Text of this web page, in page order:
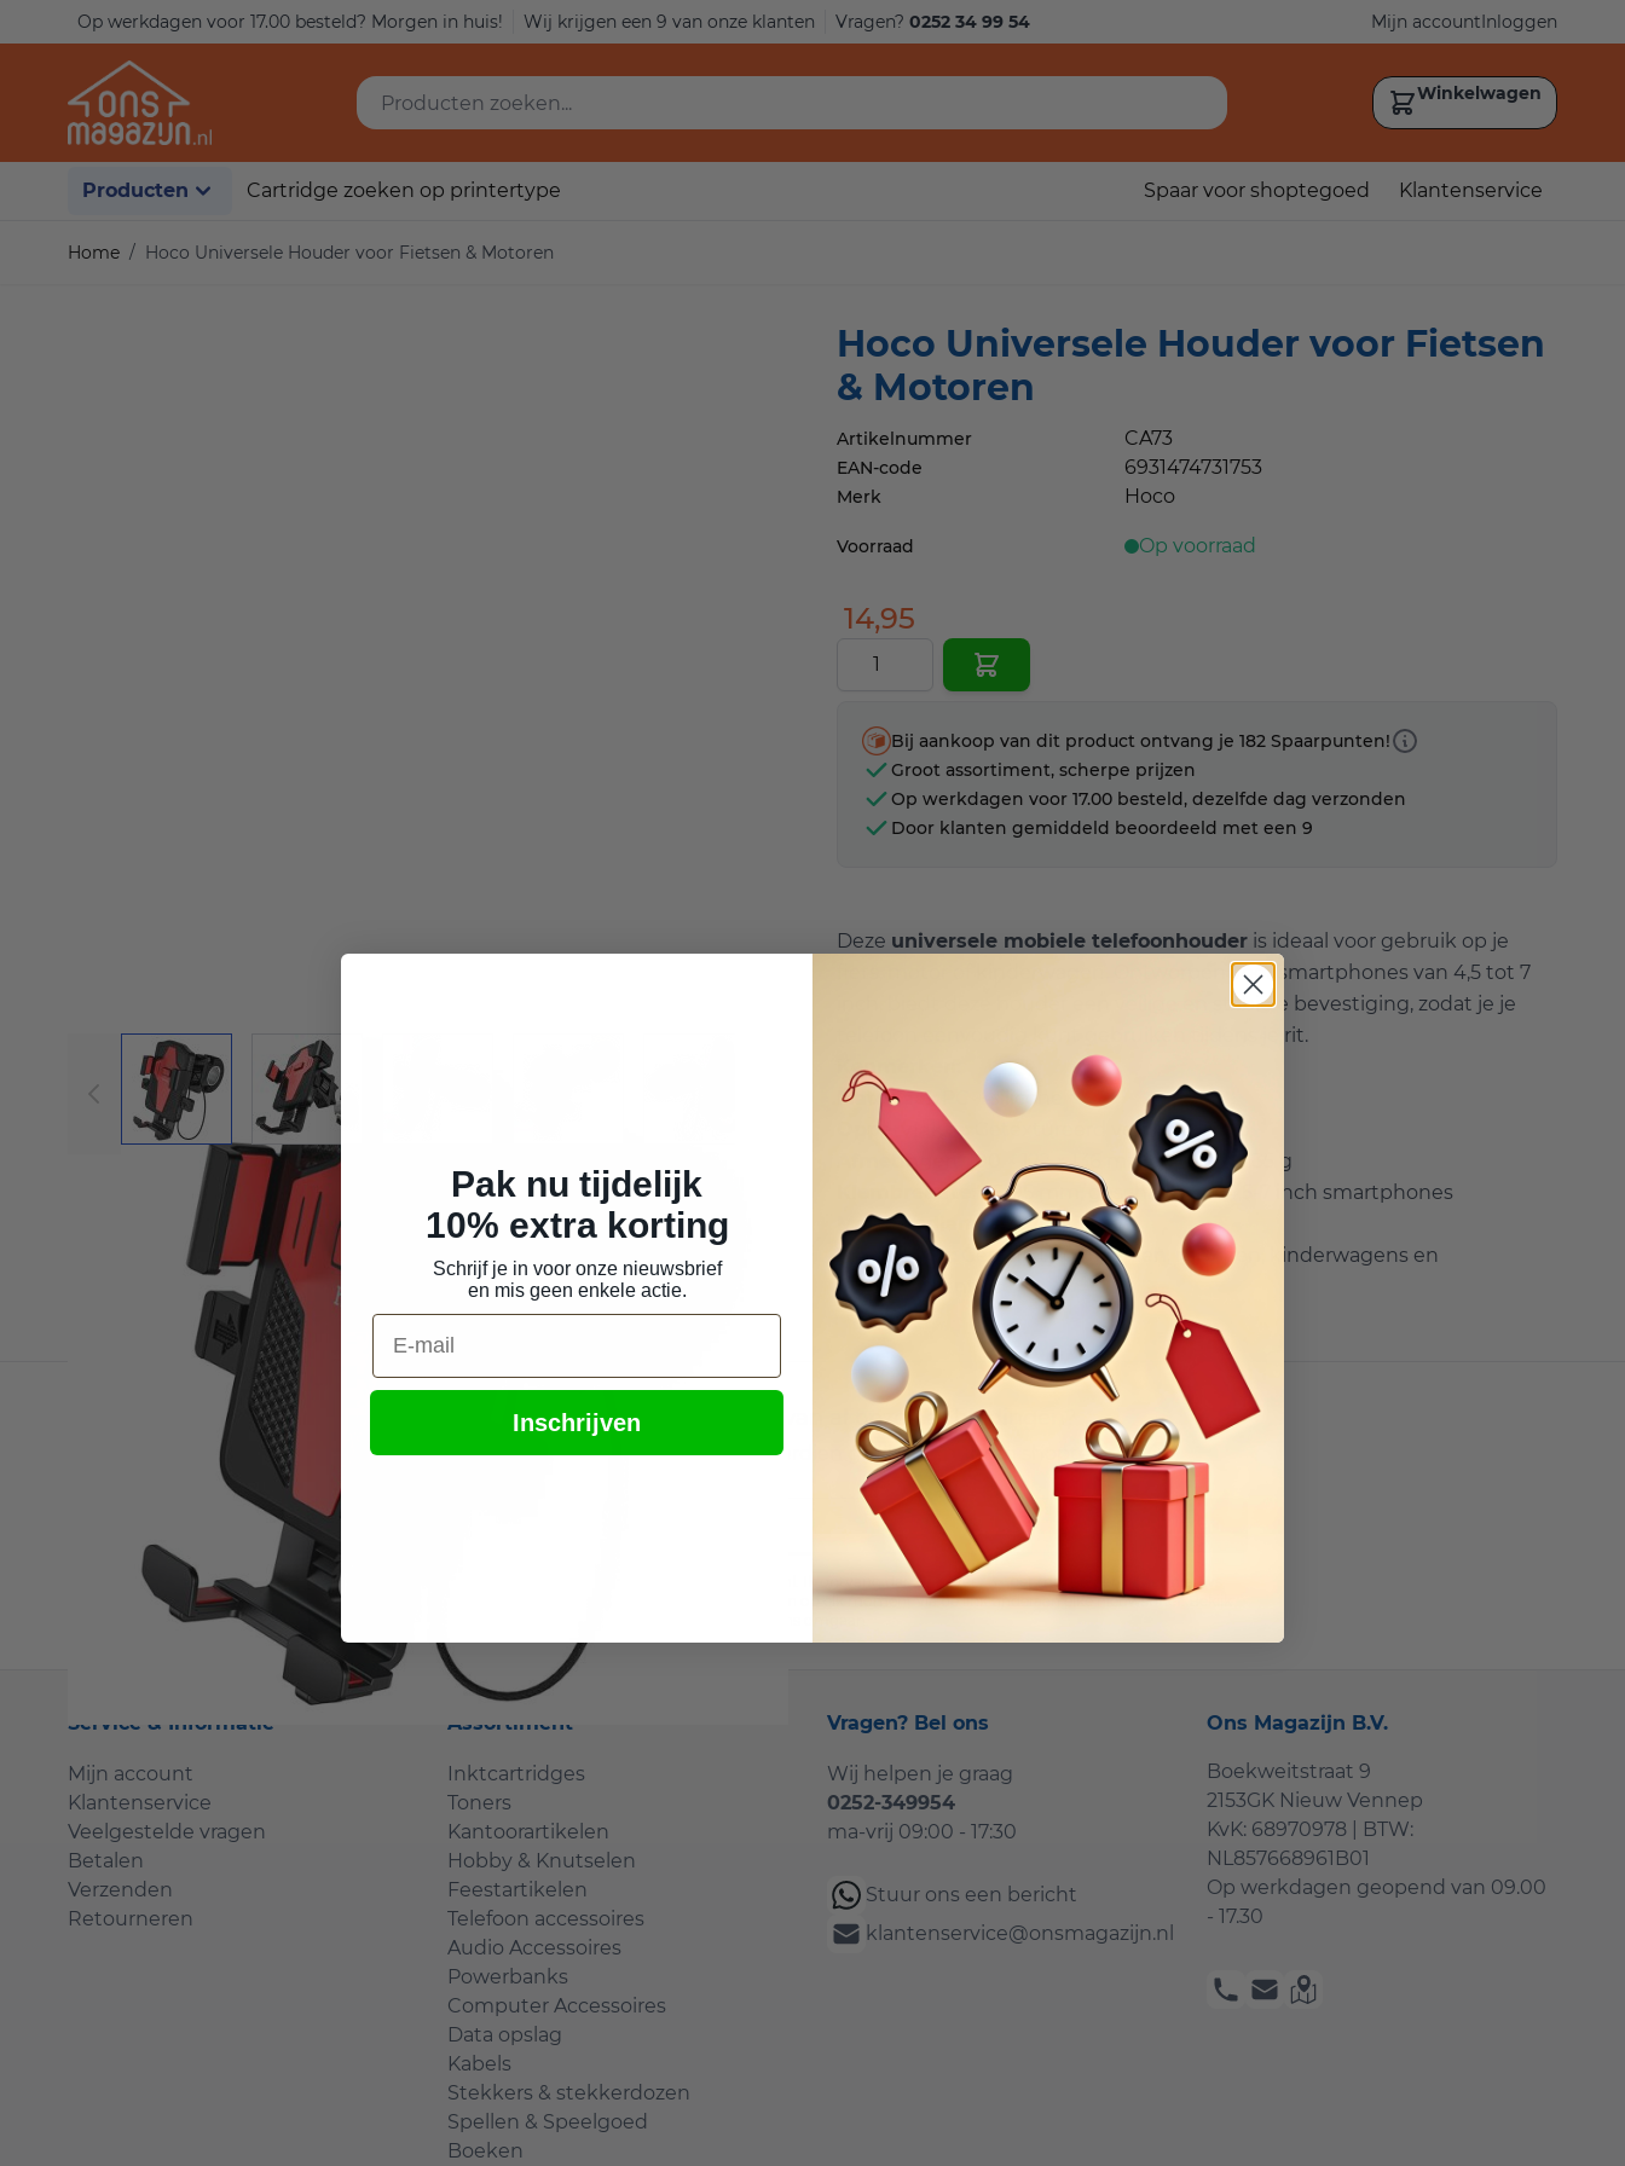
Ga naar de inhoud
Op werkdagen voor 17.00 besteld? Morgen in huis! Wij krijgen een 9 van onze klanten Vragen? 0252 34 99 54 Mijn accountInloggen
Producten zoeken... Winkelwagen
Producten Cartridge zoeken op printertype Spaar voor shoptegoed Klantenservice
Home / Hoco Universele Houder voor Fietsen & Motoren
Hoco Universele Houder voor Fietsen
& Motoren
View larger imageView larger image
Artikelnummer CA73
EAN-code 6931474731753
Merk Hoco
Voorraad Op voorraad
14,95
Aantal
Bij aankoop van dit product ontvang je 182 Spaarpunten!
Groot assortiment, scherpe prijzen
Op werkdagen voor 17.00 besteld, dezelfde dag verzonden
Door klanten gemiddeld beoordeeld met een 9
Deze universele mobiele telefoonhouder is ideaal voor gebruik op je
fiets, motor of kinderwagen. Ontworpen voor smartphones van 4,5 tot 7
inch, biedt deze houder een veilige en stabiele bevestiging, zodat je je
telefoon eenvoudig kunt gebruiken tijdens je rit.
Kenmerken:
Materiaal: PC + silicone
Oppervlakte:
Getextureerd voor extra grip
Afmetingen:
100 × 122 × 136 mm; Gewicht: 135 g
Klembreedte:
65-95 mm, geschikt voor 4,5-7 inch smartphones
Montagediameter:20-43 mm
Toepassing:
Geschikt voor fietsen, motoren, kinderwagens en
winkelwagentjes
Op de hoogte blijven van al onze aanbiedingen?
Schrijf je in op de nieuwsbrief en verdien gelijk 100 punten shoptegoed.
Ja, ik schrijf me in voor de nieuwsbrief van OnsMagazijn.nl. Ik ontvang dan ongeveer 3× per maand per e-mail nieuws,
acties en aanbiedingen van OnsMagazijn.nl. Afmelden kan op elk moment via de link onderaan elke nieuwsbrief. Bekijk
Service & Informatie
Mijn account
Klantenservice
Veelgestelde vragen
Betalen
Verzenden
Retourneren
Assortiment
Inktcartridges
Toners
Kantoorartikelen
Hobby & Knutselen
Feestartikelen
Telefoon accessoires
Audio Accessoires
Powerbanks
Computer Accessoires
Data opslag
Kabels
Stekkers & stekkerdozen
Spellen & Speelgoed
Boeken
Vragen? Bel ons
Wij helpen je graag
0252-349954
ma-vrij 09:00 - 17:30
Stuur ons een bericht
klantenservice@onsmagazijn.nl
Ons Magazijn B.V.
Boekweitstraat 9
2153GK Nieuw Vennep
KvK: 68970978 | BTW:
NL857668961B01
Op werkdagen geopend van 09.00
- 17.30
Pak nu tijdelijk
10% extra korting
Schrijf je in voor onze nieuwsbrief
en mis geen enkele actie.
E-mail
Inschrijven